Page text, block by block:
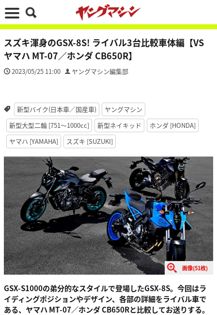
スズキ渾身のGSX-8S! ライバル3台比較車体編【VS
ヤマハ MT-07／ホンダ CB650R】
2023/05/25 11:00 ヤングマシン編集部
新型バイク(日本車／国産車)
ヤングマシン
新型大型二輪 [751〜1000cc]
新型ネイキッド
ホンダ [HONDA]
ヤマハ [YAMAHA]
スズキ [SUZUKI]
画像(51枚)
GSX-S1000の弟分的なスタイルで登場したGSX-8S。今回はラ
イディングポジションやデザイン、各部の詳細をライバル車で
ある、ヤマハ MT-07／ホンダ CB650Rと比較してお送りする。